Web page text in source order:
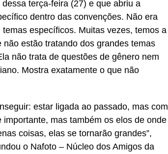
terça-feira (27) e que abriu a
dentro das convenções. Não era
específicos. Muitas vezes, temos a
estão tratando dos grandes temas
não trata de questões de gênero nem
Mostra exatamente o que não
estar ligada ao passado, mas com
mas também os elos de onde
coisas, elas se tornarão grandes”,
o Nafoto – Núcleo dos Amigos da